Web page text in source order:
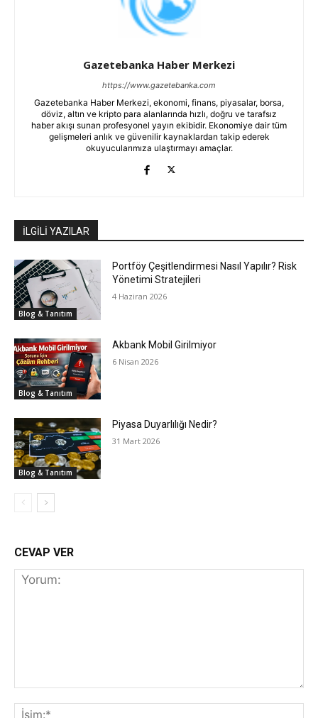
Gazetebanka Haber Merkezi
https://www.gazetebanka.com
Gazetebanka Haber Merkezi, ekonomi, finans, piyasalar, borsa,
döviz, altın ve kripto para alanlarında hızlı, doğru ve tarafsız
haber akışı sunan profesyonel yayın ekibidir. Ekonomiye dair tüm
gelişmeleri anlık ve güvenilir kaynaklardan takip ederek
okuyucularımıza ulaştırmayı amaçlar.
İLGİLİ YAZILAR
Blog & Tanıtım
Portföy Çeşitlendirmesi Nasıl Yapılır? Risk
Yönetimi Stratejileri
4 Haziran 2026
Blog & Tanıtım
Akbank Mobil Girilmiyor
6 Nisan 2026
Blog & Tanıtım
Piyasa Duyarlılığı Nedir?
31 Mart 2026
CEVAP VER
Yorum: